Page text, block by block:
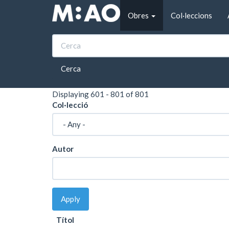
Vés al contingut
Obres
Col·leccions
Cerca
Inici Obres Obra cartells
Obra cartells
Displaying 601 - 801 of 801
Col·lecció
Autor
Apply
Títol